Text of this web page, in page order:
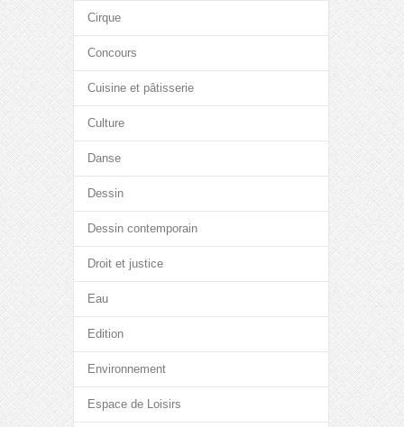
Cirque
Concours
Cuisine et pâtisserie
Culture
Danse
Dessin
Dessin contemporain
Droit et justice
Eau
Edition
Environnement
Espace de Loisirs